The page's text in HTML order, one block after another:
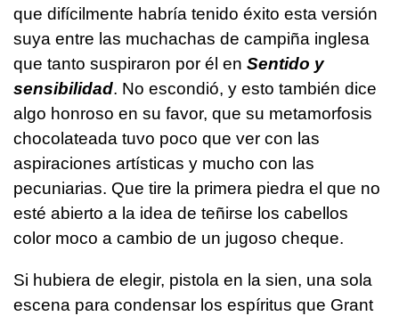
que difícilmente habría tenido éxito esta versión
suya entre las muchachas de campiña inglesa
que tanto suspiraron por él en Sentido y
sensibilidad. No escondió, y esto también dice
algo honroso en su favor, que su metamorfosis
chocolateada tuvo poco que ver con las
aspiraciones artísticas y mucho con las
pecuniarias. Que tire la primera piedra el que no
esté abierto a la idea de teñirse los cabellos
color moco a cambio de un jugoso cheque.
Si hubiera de elegir, pistola en la sien, una sola
escena para condensar los espíritus que Grant